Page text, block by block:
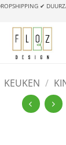
✔
KEUKEN /